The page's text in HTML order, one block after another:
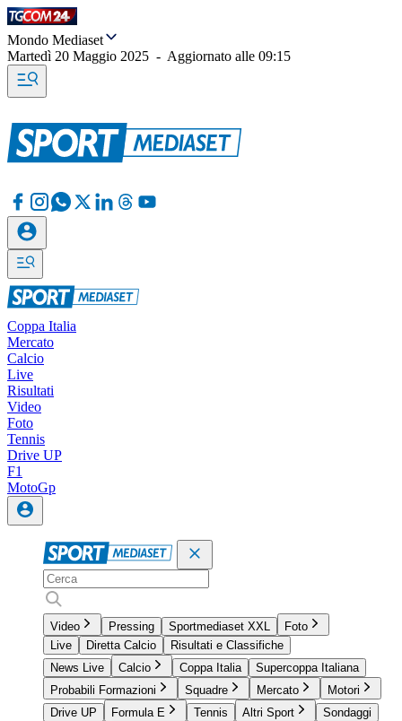
Mondo Mediaset
Martedì 20 Maggio 2025 - Aggiornato alle 09:15
Coppa Italia
Mercato
Calcio
Live
Risultati
Video
Foto
Tennis
Drive UP
F1
MotoGp
Video Pressing Sportmediaset XXL
Foto
Live
Diretta Calcio
Risultati e Classifiche
News Live
Calcio Coppa Italia
Supercoppa Italiana
Probabili Formazioni
Squadre Mercato
Motori
Drive UP
Formula E Tennis Altri Sport
Sondaggi